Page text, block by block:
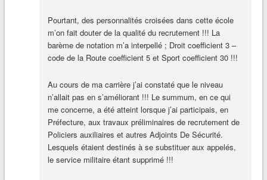
Pourtant, des personnalités croisées dans cette école
m’on fait douter de la qualité du recrutement !!! La
barème de notation m’a interpellé ; Droit coefficient 3 –
code de la Route coefficient 5 et Sport coefficient 30 !!!
Au cours de ma carrière j’ai constaté que le niveau
n’allait pas en s’améliorant !!! Le summum, en ce qui
me concerne, a été atteint lorsque j’ai participais, en
Préfecture, aux travaux préliminaires de recrutement de
Policiers auxiliaires et autres Adjoints De Sécurité.
Lesquels étaient destinés à se substituer aux appelés,
le service militaire étant supprimé !!!